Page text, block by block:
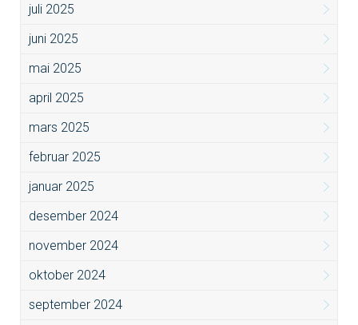
juli 2025
juni 2025
mai 2025
april 2025
mars 2025
februar 2025
januar 2025
desember 2024
november 2024
oktober 2024
september 2024